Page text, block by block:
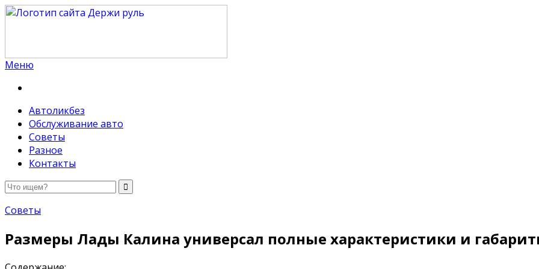
Меню
Автоликбез
Обслуживание авто
Советы
Разное
Контакты
Советы
Размеры Лады Калина универсал полные характеристики и